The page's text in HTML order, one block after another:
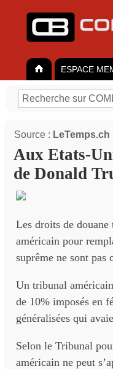
ESPACE
Source : LeTemps.ch
Aux Etats-
de Donald
Les droits de
américain pour
suprême ne sont
Un tribunal
de 10% imposés en
généralisées qui
Selon le Tribunal
américain ne peut